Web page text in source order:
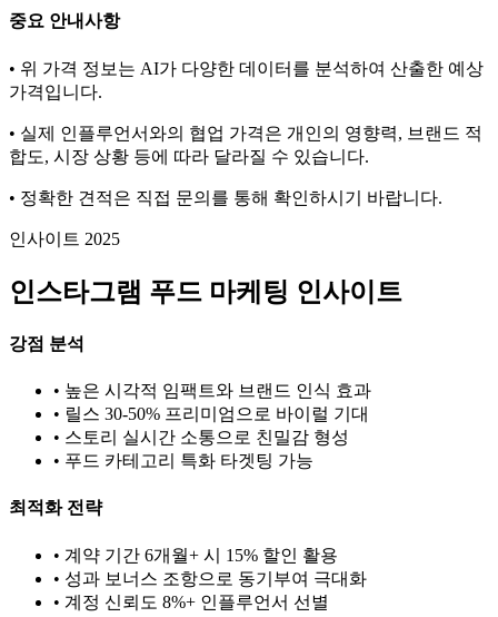
중요 안내사항
• 위 가격 정보는 AI가 다양한 데이터를 분석하여 산출한 예상
가격입니다.
• 실제 인플루언서와의 협업 가격은 개인의 영향력, 브랜드 적
합도, 시장 상황 등에 따라 달라질 수 있습니다.
• 정확한 견적은 직접 문의를 통해 확인하시기 바랍니다.
인사이트 2025
인스타그램 푸드 마케팅 인사이트
강점 분석
• 높은 시각적 임팩트와 브랜드 인식 효과
• 릴스 30-50% 프리미엄으로 바이럴 기대
• 스토리 실시간 소통으로 친밀감 형성
• 푸드 카테고리 특화 타겟팅 가능
최적화 전략
• 계약 기간 6개월+ 시 15% 할인 활용
• 성과 보너스 조항으로 동기부여 극대화
• 계정 신뢰도 8%+ 인플루언서 선별